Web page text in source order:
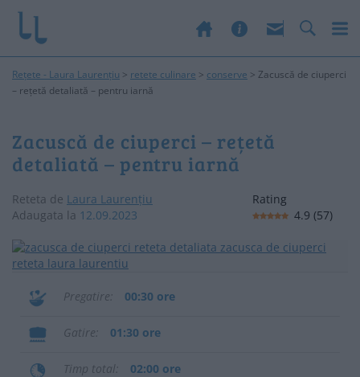
Rețete - Laura Laurențiu > retete culinare > conserve > Zacuscă de ciuperci
– rețetă detaliată – pentru iarnă
Zacuscă de ciuperci – rețetă
detaliată – pentru iarnă
Reteta de Laura Laurențiu
Adaugata la 12.09.2023
Rating
4.9 (57)
Pregatire 00:30 ore
Gatire 01:30 ore
Timp total 02:00 ore